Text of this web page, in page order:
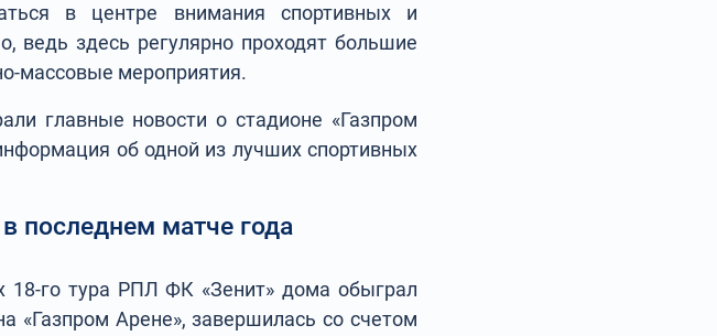
в центре внимания спортивных и
ведь здесь регулярно проходят большие
массовые мероприятия.
главные новости о стадионе «Газпром
об одной из лучших спортивных
последнем матче года
18-го тура РПЛ ФК «Зенит» дома обыграл
«Газпром Арене», завершилась со счетом